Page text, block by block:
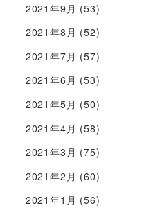
2021年9月 (53)
2021年8月 (52)
2021年7月 (57)
2021年6月 (53)
2021年5月 (50)
2021年4月 (58)
2021年3月 (75)
2021年2月 (60)
2021年1月 (56)